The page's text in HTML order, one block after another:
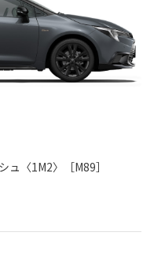
〈1M2〉［M89］